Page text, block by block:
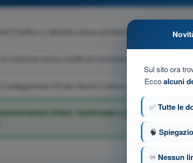
il traffico si allontani senza avvisare il pilota remoto
il collegamento C2 per ridurre il carico di lavoro
chiare, confermate e tempestive per
Sul sito ora
Eccoalcuni
✅Tutte le
🧠
♾️ Nessun